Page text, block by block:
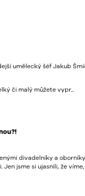
umělecký šéf Jakub
či malý můžete vypr...
divadelníky a
jsme si ujasnili, že víme,